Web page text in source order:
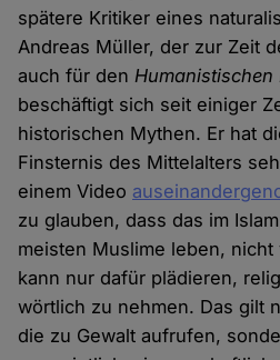
spätere Kritiker eines
Andreas Müller, der zur Zeit
auch für denHumanistischen
beschäftigt sich seit einiger
historischen Mythen. Er hat
Finsternis des Mittelalters
einem Video
zu glauben, dass das im
meisten Muslime leben,
kann nur dafür plädieren,
wörtlich zu nehmen. Das gilt
die zu Gewalt aufrufen,